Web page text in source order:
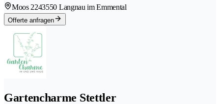
Moos 2243550 Langnau im Emmental
Offerte anfragen
Gartencharme Stettler